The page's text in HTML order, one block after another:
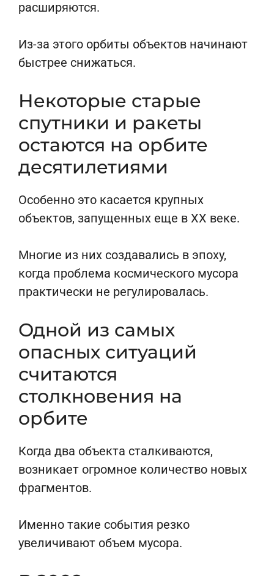
расширяются.
Из-за этого орбиты объектов начинают
быстрее снижаться.
Некоторые старые
спутники и ракеты
остаются на орбите
десятилетиями
Особенно это касается крупных
объектов, запущенных еще в XX веке.
Многие из них создавались в эпоху,
когда проблема космического мусора
практически не регулировалась.
Одной из самых
опасных ситуаций
считаются
столкновения на
орбите
Когда два объекта сталкиваются,
возникает огромное количество новых
фрагментов.
Именно такие события резко
увеличивают объем мусора.